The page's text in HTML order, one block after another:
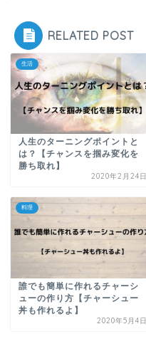
RELATED POST
生活
人生のターニングポイントと
は？【チャンスを掴み変化を
勝ち取れ】
2020年2月24日
料理
誰でも簡単に作れるチャーシ
ューの作り方【チャーシュー
丼も作れるよ】
2020年5月4日